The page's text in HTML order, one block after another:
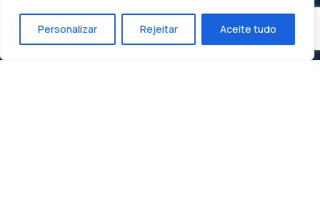
Personalizar Rejeitar Aceite tudo
Construindo o Sucesso, Moldando o Futuro: